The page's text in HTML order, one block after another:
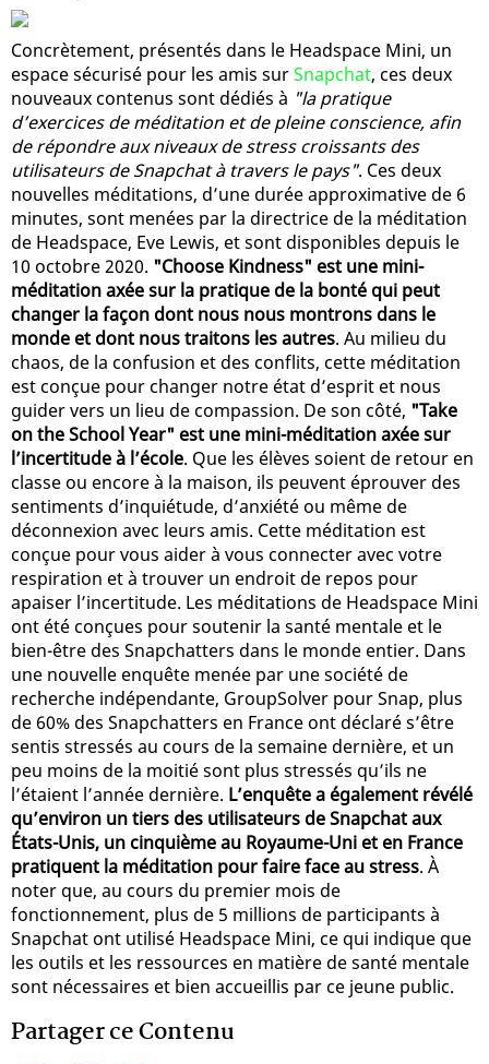
Concrètement, présentés dans le Headspace Mini, un
espace sécurisé pour les amis surSnapchat, ces deux
nouveaux contenus sont dédiés à "la pratique
d’exercices de méditation et de pleine conscience, afin
de répondre aux niveaux de stress croissants des
utilisateurs de Snapchat à travers le pays". Ces deux
nouvelles méditations, d’une durée approximative de 6
minutes, sont menées par la directrice de la méditation
de Headspace, Eve Lewis, et sont disponibles depuis le
10 octobre 2020. "Choose Kindness" est une mini-
méditation axée sur la pratique de la bonté qui peut
changer la façon dont nous nous montrons dans le
monde et dont nous traitons les autres. Au milieu du
chaos, de la confusion et des conflits, cette méditation
est conçue pour changer notre état d’esprit et nous
guider vers un lieu de compassion. De son côté, "Take
on the School Year" est une mini-méditation axée sur
l’incertitude à l’école. Que les élèves soient de retour en
classe ou encore à la maison, ils peuvent éprouver des
sentiments d’inquiétude, d’anxiété ou même de
déconnexion avec leurs amis. Cette méditation est
conçue pour vous aider à vous connecter avec votre
respiration et à trouver un endroit de repos pour
apaiser l’incertitude. Les méditations de Headspace Mini
ont été conçues pour soutenir la santé mentale et le
bien-être des Snapchatters dans le monde entier. Dans
une nouvelle enquête menée par une société de
recherche indépendante, GroupSolver pour Snap, plus
de 60% des Snapchatters en France ont déclaré s’être
sentis stressés au cours de la semaine dernière, et un
peu moins de la moitié sont plus stressés qu’ils ne
l’étaient l’année dernière. L’enquête a également révélé
qu’environ un tiers des utilisateurs de Snapchat aux
États-Unis, un cinquième au Royaume-Uni et en France
pratiquent la méditation pour faire face au stress. À
noter que, au cours du premier mois de
fonctionnement, plus de 5 millions de participants à
Snapchat ont utilisé Headspace Mini, ce qui indique que
les outils et les ressources en matière de santé mentale
sont nécessaires et bien accueillis par ce jeune public.
Partager ce Contenu